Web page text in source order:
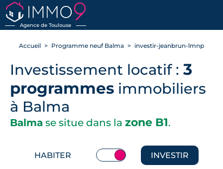
Agence de Toulouse
RETOUR
Accueil Programme neuf Balma investir-jeanbrun-lmnp
Investissement locatif : 3
programmes immobiliers
à Balma
Balma se situe dans la zone B1.
HABITER INVESTIR